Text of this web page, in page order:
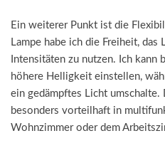
Ein weiterer Punkt ist die
Lampe habe ich die Freiheit, das
Intensitäten zu nutzen. Ich kann
höhere Helligkeit einstellen,
ein gedämpftes Licht
besonders vorteilhaft in
Wohnzimmer oder dem